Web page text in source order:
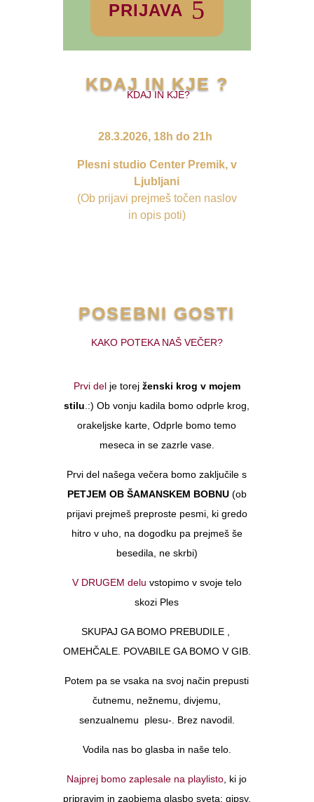
PRIJAVA
KDAJ IN KJE ?
KDAJ IN KJE?
28.3.2026, 18h do 21h
Plesni studio Center Premik, v
Ljubljani
(Ob prijavi prejmeš točen naslov
in opis poti)
POSEBNI GOSTI
KAKO POTEKA NAŠ VEČER?
Prvi delje torej ženski krog v mojem
stilu.:) Ob vonju kadila bomo odprle krog,
orakeljske karte, Odprle bomo temo
meseca in se zazrle vase.
Prvi del našega večera bomo zaključile s
PETJEM OB ŠAMANSKEM BOBNU(ob
prijavi prejmeš preproste pesmi, ki gredo
hitro v uho, na dogodku pa prejmeš še
besedila, ne skrbi)
V DRUGEM delu vstopimo v svoje telo
skozi Ples
SKUPAJ GA BOMO PREBUDILE ,
OMEHČALE. POVABILE GA BOMO V GIB.
Potem pa se vsaka na svoj način prepusti
čutnemu, nežnemu, divjemu,
senzualnemu plesu-. Brez navodil.
Vodila nas bo glasba in naše telo.
Najprej bomo zaplesale na playlisto, ki jo
pripravim in zaobjema glasbo sveta: gipsy,